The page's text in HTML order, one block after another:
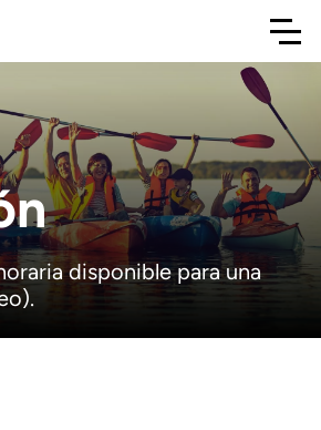
disponible para una